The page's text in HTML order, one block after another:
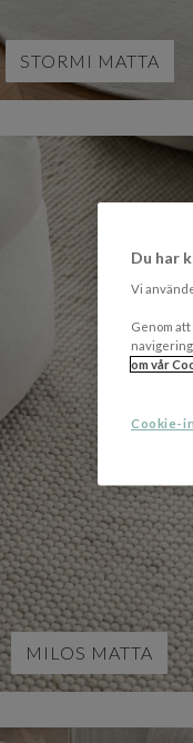
STORMI MATTA
MILOS MATTA
Du har
Vi
Genom
om vår
Cookie-